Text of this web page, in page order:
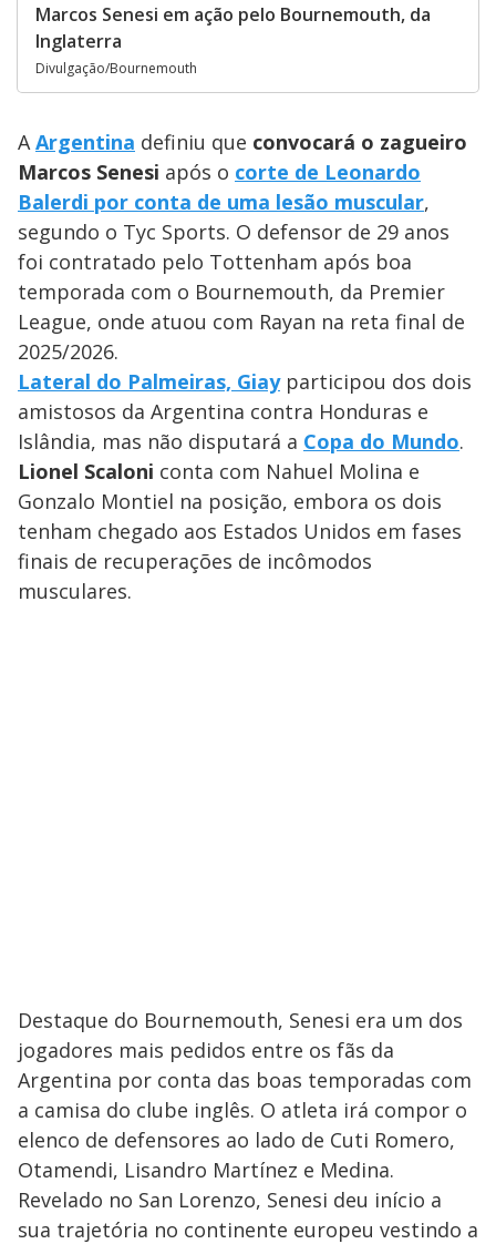
Marcos Senesi em ação pelo Bournemouth, da
Inglaterra
Divulgação/Bournemouth
A Argentina definiu que convocará o zagueiro
Marcos Senesi após o corte de Leonardo
Balerdi por conta de uma lesão muscular,
segundo o Tyc Sports. O defensor de 29 anos
foi contratado pelo Tottenham após boa
temporada com o Bournemouth, da Premier
League, onde atuou com Rayan na reta final de
2025/2026.
Lateral do Palmeiras, Giayparticipou dos dois
amistosos da Argentina contra Honduras e
Islândia, mas não disputará a Copa do Mundo.
Lionel Scaloni conta com Nahuel Molina e
Gonzalo Montiel na posição, embora os dois
tenham chegado aos Estados Unidos em fases
finais de recuperações de incômodos
musculares.
Destaque do Bournemouth, Senesi era um dos
jogadores mais pedidos entre os fãs da
Argentina por conta das boas temporadas com
a camisa do clube inglês. O atleta irá compor o
elenco de defensores ao lado de Cuti Romero,
Otamendi, Lisandro Martínez e Medina.
Revelado no San Lorenzo, Senesi deu início a
sua trajetória no continente europeu vestindo a